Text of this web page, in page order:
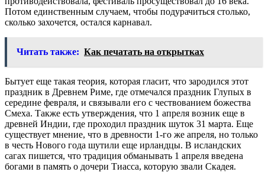
Потом единственным случаем, чтобы подурачиться столько,
сколько захочется, остался карнавал.
Читать также: Как печатать на открытках
Бытует еще такая теория, которая гласит, что зародился этот
праздник в Древнем Риме, где отмечался праздник Глупых в
середине февраля, и связывали его с чествованием божества
Смеха. Также есть утверждения, что 1 апреля возник еще в
древней Индии, где проходил праздник шуток 31 марта. Еще
существует мнение, что в древности 1-го же апреля, но только
в честь Нового года шутили еще ирландцы. В исландских
сагах пишется, что традиция обманывать 1 апреля введена
богами в память о дочери Тиасса, которую звали Скадея.